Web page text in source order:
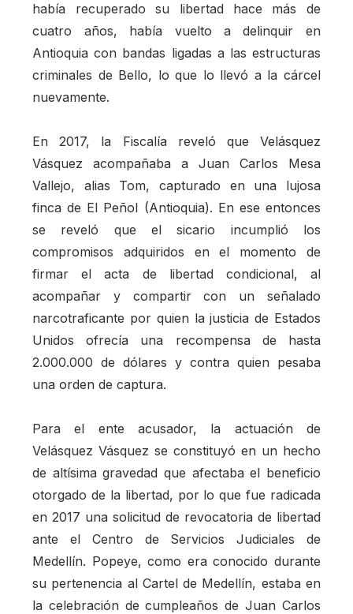
había recuperado su libertad hace más de
cuatro años, había vuelto a delinquir en
Antioquia con bandas ligadas a las estructuras
criminales de Bello, lo que lo llevó a la cárcel
nuevamente.
En 2017, la Fiscalía reveló que Velásquez
Vásquez acompañaba a Juan Carlos Mesa
Vallejo, alias Tom, capturado en una lujosa
finca de El Peñol (Antioquia). En ese entonces
se reveló que el sicario incumplió los
compromisos adquiridos en el momento de
firmar el acta de libertad condicional, al
acompañar y compartir con un señalado
narcotraficante por quien la justicia de Estados
Unidos ofrecía una recompensa de hasta
2.000.000 de dólares y contra quien pesaba
una orden de captura.
Para el ente acusador, la actuación de
Velásquez Vásquez se constituyó en un hecho
de altísima gravedad que afectaba el beneficio
otorgado de la libertad, por lo que fue radicada
en 2017 una solicitud de revocatoria de libertad
ante el Centro de Servicios Judiciales de
Medellín. Popeye, como era conocido durante
su pertenencia al Cartel de Medellín, estaba en
la celebración de cumpleaños de Juan Carlos